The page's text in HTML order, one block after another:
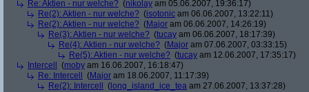
Re: Aktien - nur welche? (nikolay am 05.06.2007, 19:36:17)
Re(2): Aktien - nur welche? (isotonic am 06.06.2007, 13:22:11)
Re(2): Aktien - nur welche? (Major am 06.06.2007, 14:26:19)
Re(3): Aktien - nur welche? (tucay am 06.06.2007, 18:17:39)
Re(4): Aktien - nur welche? (Major am 07.06.2007, 03:33:15)
Re(5): Aktien - nur welche? (tucay am 12.06.2007, 17:35:17)
Intercell
(moby am 16.06.2007, 16:18:47)
Re: Intercell
(Major am 18.06.2007, 11:17:39)
Re(2): Intercell
( long_island_ice_tea am 27.06.2007, 13:37:28)